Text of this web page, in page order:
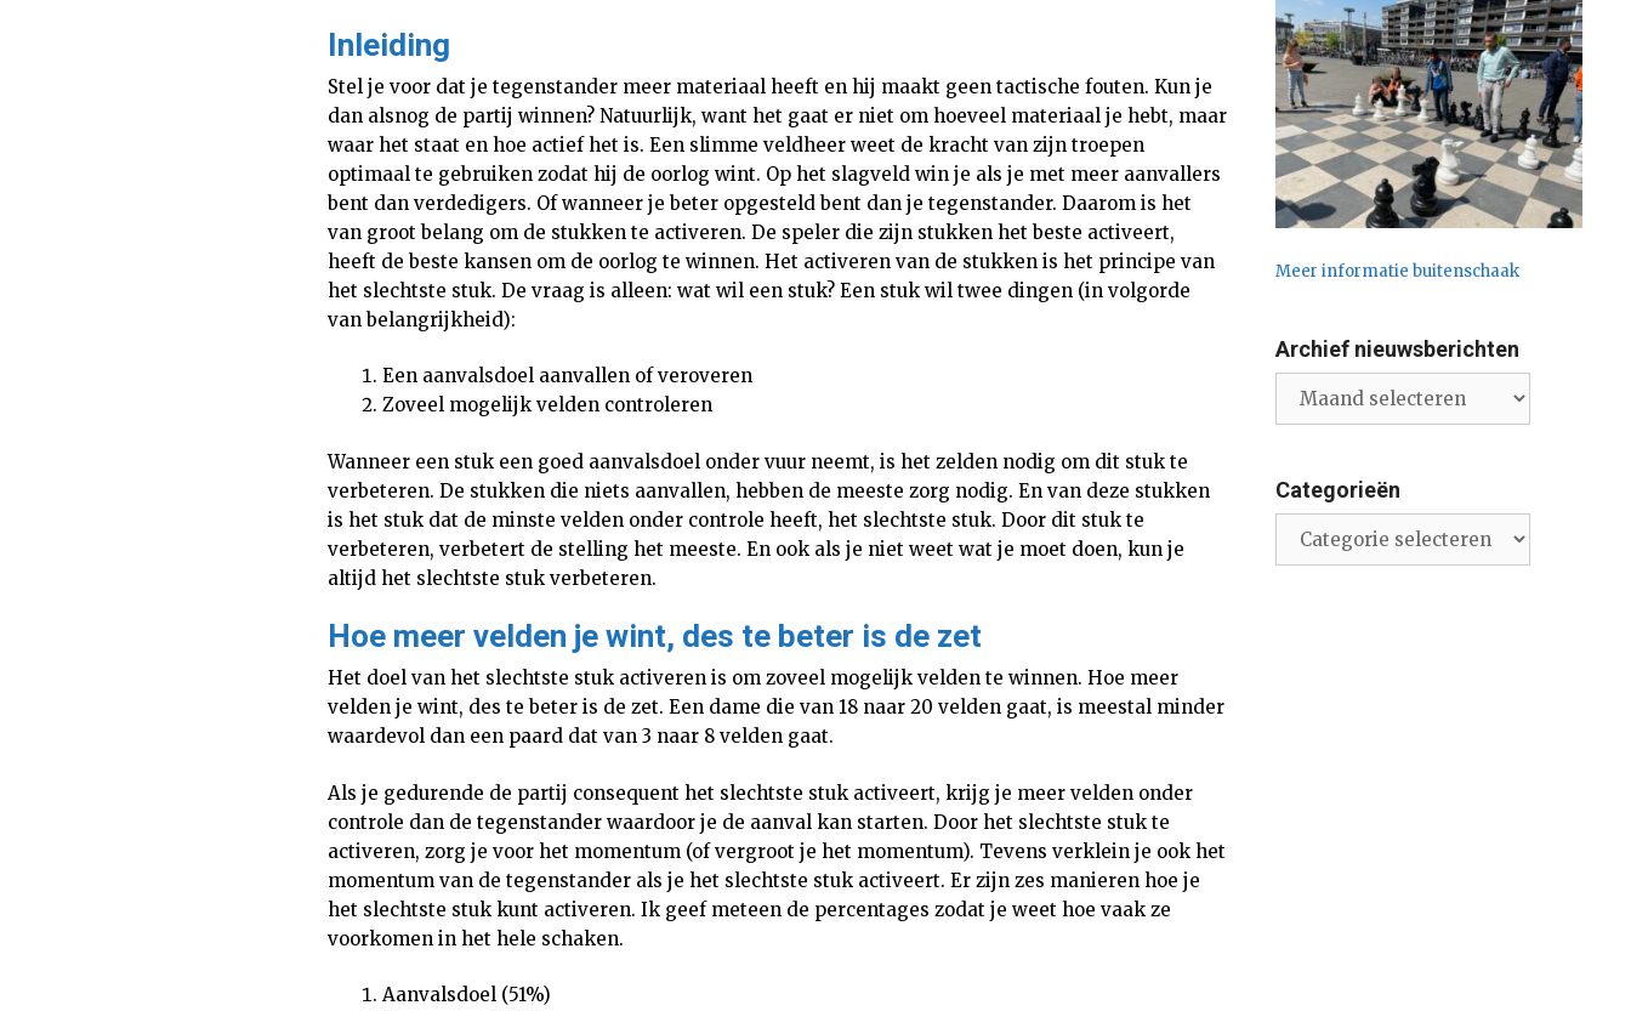
Inleiding
Stel je voor dat je tegenstander meer materiaal heeft en hij maakt geen tactische fouten. Kun je
dan alsnog de partij winnen? Natuurlijk, want het gaat er niet om hoeveel materiaal je hebt, maar
waar het staat en hoe actief het is. Een slimme veldheer weet de kracht van zijn troepen
optimaal te gebruiken zodat hij de oorlog wint. Op het slagveld win je als je met meer aanvallers
bent dan verdedigers. Of wanneer je beter opgesteld bent dan je tegenstander. Daarom is het
van groot belang om de stukken te activeren. De speler die zijn stukken het beste activeert,
heeft de beste kansen om de oorlog te winnen. Het activeren van de stukken is het principe van
het slechtste stuk. De vraag is alleen: wat wil een stuk? Een stuk wil twee dingen (in volgorde
van belangrijkheid):
Een aanvalsdoel aanvallen of veroveren
Zoveel mogelijk velden controleren
Wanneer een stuk een goed aanvalsdoel onder vuur neemt, is het zelden nodig om dit stuk te
verbeteren. De stukken die niets aanvallen, hebben de meeste zorg nodig. En van deze stukken
is het stuk dat de minste velden onder controle heeft, het slechtste stuk. Door dit stuk te
verbeteren, verbetert de stelling het meeste. En ook als je niet weet wat je moet doen, kun je
altijd het slechtste stuk verbeteren.
Hoe meer velden je wint, des te beter is de zet
Het doel van het slechtste stuk activeren is om zoveel mogelijk velden te winnen. Hoe meer
velden je wint, des te beter is de zet. Een dame die van 18 naar 20 velden gaat, is meestal minder
waardevol dan een paard dat van 3 naar 8 velden gaat.
Als je gedurende de partij consequent het slechtste stuk activeert, krijg je meer velden onder
controle dan de tegenstander waardoor je de aanval kan starten. Door het slechtste stuk te
activeren, zorg je voor het momentum (of vergroot je het momentum). Tevens verklein je ook het
momentum van de tegenstander als je het slechtste stuk activeert. Er zijn zes manieren hoe je
het slechtste stuk kunt activeren. Ik geef meteen de percentages zodat je weet hoe vaak ze
voorkomen in het hele schaken.
Aanvalsdoel (51%)
Meer informatie buitenschaak
Archief nieuwsberichten
nieuwsberichten
Categorieën